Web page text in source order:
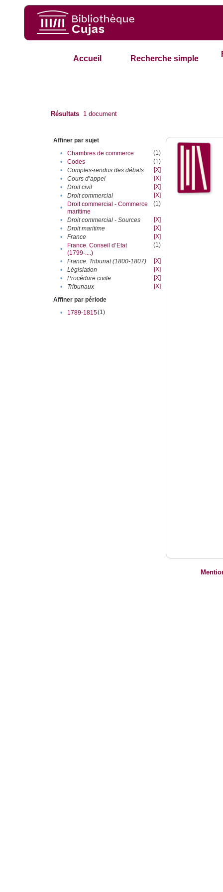
Accueil Recherche simple
Résultats 1 document
Affiner par sujet
•
Chambres de commerce
(1)
•
Codes
(1)
•
Comptes-rendus des débats
[X]
•
Cours d’appel
[X]
•
Droit civil
[X]
•
Droit commercial
[X]
•
Droit commercial - Commerce
maritime
(1)
• Droit commercial - Sources
[X]
•
Droit maritime
[X]
•
France
[X]
•
France. Conseil d’Etat
(1799-....)
(1)
• France. Tribunat (1800-1807)
[X]
•
Législation
[X]
•
Procédure civile
[X]
•
Tribunaux
[X]
Affiner par période
•
1789-1815(1)